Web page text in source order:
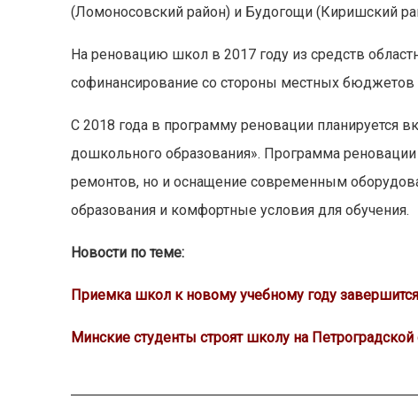
(Ломоносовский район) и Будогощи (Киришский
На реновацию школ в 2017 году из средств
софинансирование со стороны местных бюджетов
С 2018 года в программу реновации планируется
дошкольного образования». Программа
ремонтов, но и оснащение современным
образования и комфортные условия для обучения.
Новости по теме:
Приемка школ к новому учебному году
Минские студенты строят школу на Петроградской